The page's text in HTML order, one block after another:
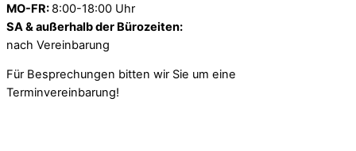
MO-FR: 8:00-18:00 Uhr
SA & außerhalb der Bürozeiten:
nach Vereinbarung
Für Besprechungen bitten wir Sie um eine
Terminvereinbarung!